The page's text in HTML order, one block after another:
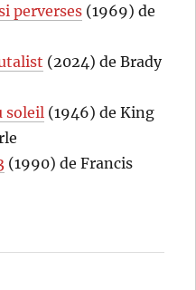
perverses (1969) de
(2024) de Brady
soleil (1946) de King
(1990) de Francis